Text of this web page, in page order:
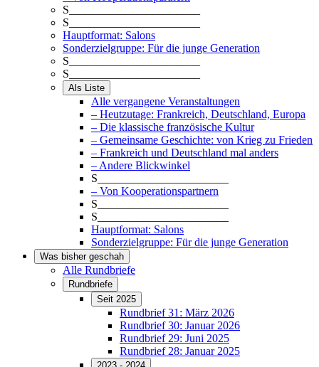
S_______________________
S_______________________
Hauptformat: Salons
Sonderzielgruppe: Für die junge Generation
S_______________________
S_______________________
Als Liste
Alle vergangene Veranstaltungen
– Heutzutage: Frankreich, Deutschland, Europa
– Die klassische französische Kultur
– Gemeinsame Geschichte: von Krieg zu Frieden
– Frankreich und Deutschland mal anders
– Andere Blickwinkel
S_______________________
– Von Kooperationspartnern
S_______________________
S_______________________
Hauptformat: Salons
Sonderzielgruppe: Für die junge Generation
Was bisher geschah
Alle Rundbriefe
Rundbriefe
Seit 2025
Rundbrief 31: März 2026
Rundbrief 30: Januar 2026
Rundbrief 29: Juni 2025
Rundbrief 28: Januar 2025